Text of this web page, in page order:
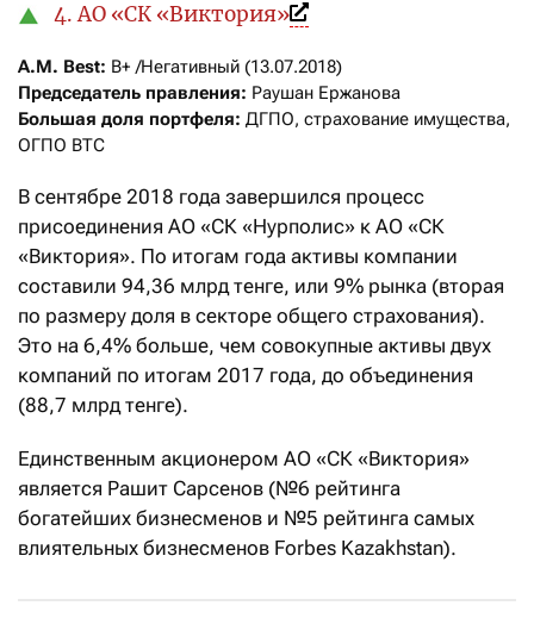
4. АО «СК «Виктория»
A.M. Best:
Председатель правления:
Большая доля портфеля: ДГПО, страхование имущества,
ОГПО ВТС
В сентябре 2018 года завершился процесс
присоединения АО «СК «Нурполис» к АО «СК
«Виктория». По итогам года активы компании
составили 94,36 млрд тенге, или 9% рынка (вторая
по размеру доля в секторе общего страхования).
Это на 6,4% больше, чем совокупные активы двух
компаний по итогам 2017 года, до объединения
(88,7 млрд тенге).
Единственным акционером АО «СК «Виктория»
является Рашит Сарсенов (№6 рейтинга
богатейших бизнесменов и №5 рейтинга самых
влиятельных бизнесменов Forbes Kazakhstan).